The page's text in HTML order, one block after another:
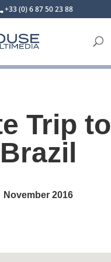
+33 (0) 6 87 50 23 88
Trip to
Brazil
November 2016